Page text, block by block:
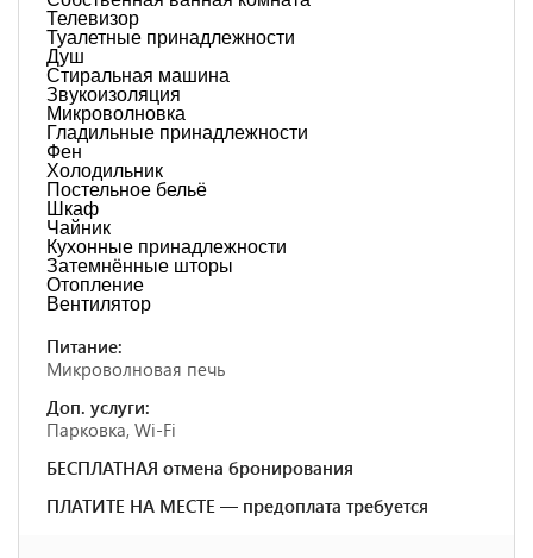
Телевизор
Туалетные принадлежности
Душ
Стиральная машина
Звукоизоляция
Микроволновка
Гладильные принадлежности
Фен
Холодильник
Постельное бельё
Шкаф
Чайник
Кухонные принадлежности
Затемнённые шторы
Отопление
Вентилятор
Питание:
Микроволновая печь
Доп. услуги:
Парковка, Wi-Fi
БЕСПЛАТНАЯ отмена бронирования
ПЛАТИТЕ НА МЕСТЕ — предоплата требуется